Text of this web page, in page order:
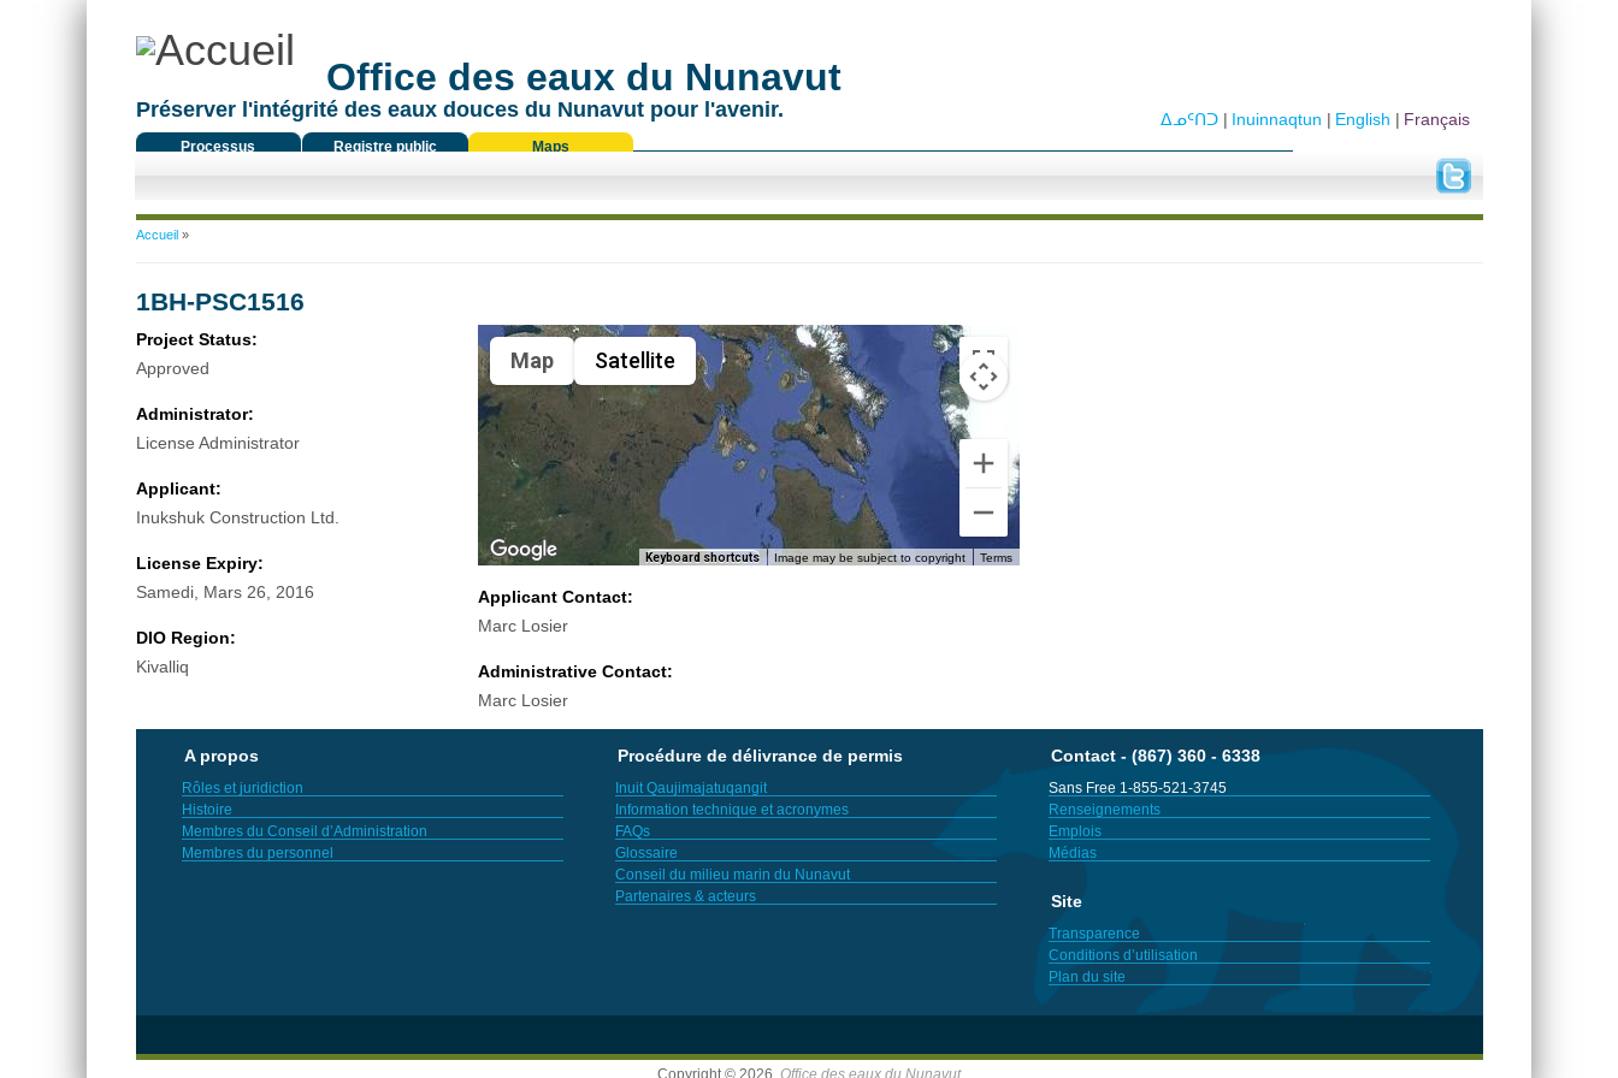
Office des eaux du Nunavut
Préserver l'intégrité des eaux douces du Nunavut pour l'avenir.
Processus
Registre public Maps
Français
English
Inuinnaqtun
ᐃᓄᑦᑎᑐ
Vous êtes ici
Accueil»
1BH-PSC1516
Project Status:
Approved
Administrator:
License Administrator
Applicant:
Inukshuk Construction Ltd.
License Expiry:
Samedi, Mars 26, 2016
DIO Region:
Kivalliq
Map Satellite
Keyboard shortcuts Image may be subject to copyright Terms
Applicant Contact:
Marc Losier
Administrative Contact:
Marc Losier
A propos
Rôles et juridiction
Histoire
Membres du Conseil d’Administration
Membres du personnel
Procédure de délivrance de permis
Inuit Qaujimajatuqangit
Information technique et acronymes
FAQs
Glossaire
Conseil du milieu marin du Nunavut
Partenaires & acteurs
Contact - (867) 360 - 6338
Sans Free 1-855-521-3745
Renseignements
Emplois
Médias
Site
Transparence
Conditions d’utilisation
Plan du site
Copyright © 2026, Office des eaux du Nunavut